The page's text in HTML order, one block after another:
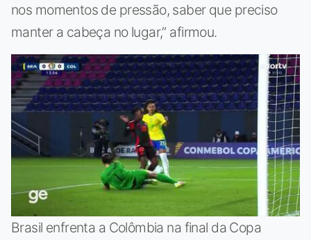
nos momentos de pressão, saber que preciso
manter a cabeça no lugar,” afirmou.
Brasil enfrenta a Colômbia na final da Copa